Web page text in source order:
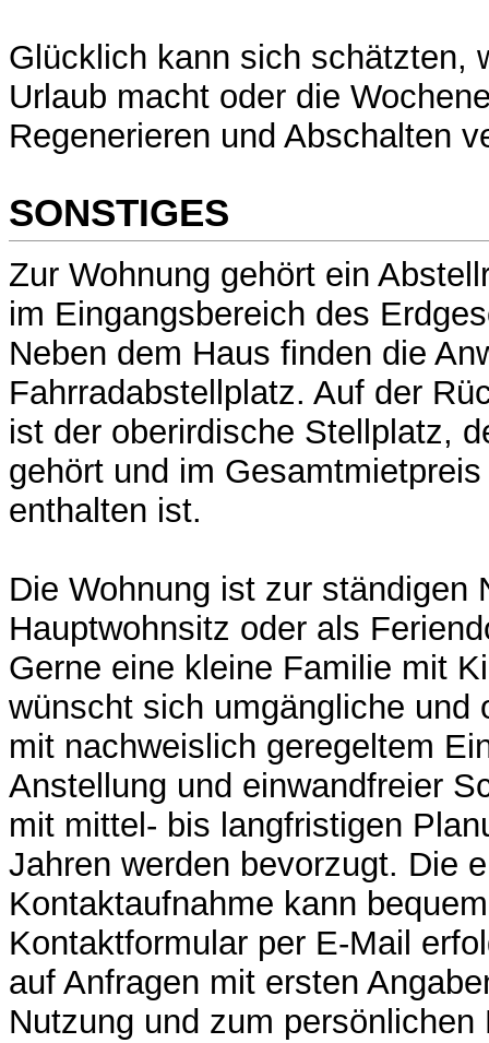
Glücklich kann sich schätzten,
Urlaub macht oder die
Regenerieren und Abschalten
SONSTIGES
Zur Wohnung gehört ein
im Eingangsbereich des
Neben dem Haus finden die
Fahrradabstellplatz. Auf der
ist der oberirdische Stellplatz,
gehört und im
enthalten ist.
Die Wohnung ist zur ständigen
Hauptwohnsitz oder als
Gerne eine kleine Familie mit
wünscht sich umgängliche und
mit nachweislich geregeltem
Anstellung und einwandfreier
mit mittel- bis langfristigen
Jahren werden bevorzugt. Die
Kontaktaufnahme kann
Kontaktformular per E-Mail
auf Anfragen mit ersten
Nutzung und zum persönlichen